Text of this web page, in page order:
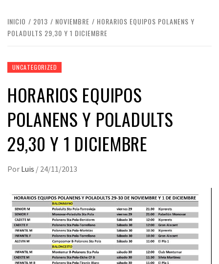
INICIO 2013 NOVIEMBRE
HORARIOS EQUIPOS POLANENS Y
POLADULTS 29,30 Y 1 DICIEMBRE
UNCATEGORIZED
HORARIOS EQUIPOS
POLANENS Y POLADULTS
29,30 Y 1 DICIEMBRE
Por Luis / 24/11/2013